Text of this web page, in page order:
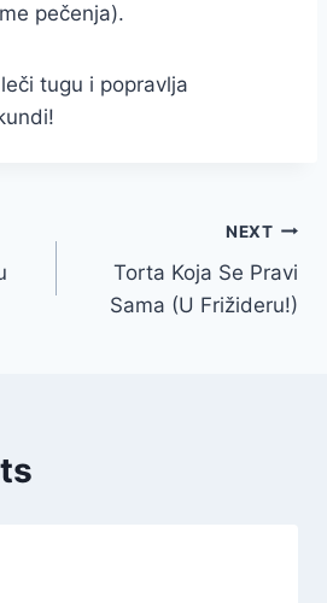
pečenja).
tugu i popravlja
NEXT
Torta Koja Se Pravi
Sama (U Frižideru!)